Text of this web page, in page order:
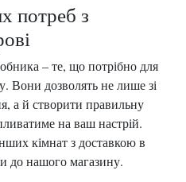
потреб з
– те, що потрібно для
Вони дозволять не лише зі
а й створити правильну
на ваш настрій.
кімнат з доставкою в
до нашого магазину.